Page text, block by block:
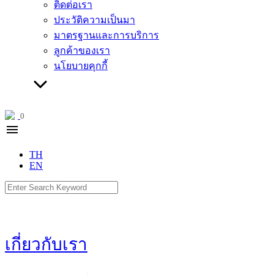
ติดต่อเรา
ประวัติความเป็นมา
มาตรฐานและการบริการ
ลูกค้าของเรา
นโยบายคุกกี้
0
menu
TH
EN
Search
for:
เกี่ยวกับเรา